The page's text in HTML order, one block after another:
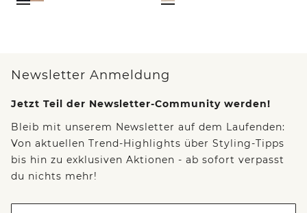
Newsletter Anmeldung
Jetzt Teil der Newsletter-Community werden!
Bleib mit unserem Newsletter auf dem Laufenden:
Von aktuellen Trend-Highlights über Styling-Tipps
bis hin zu exklusiven Aktionen - ab sofort verpasst
du nichts mehr!